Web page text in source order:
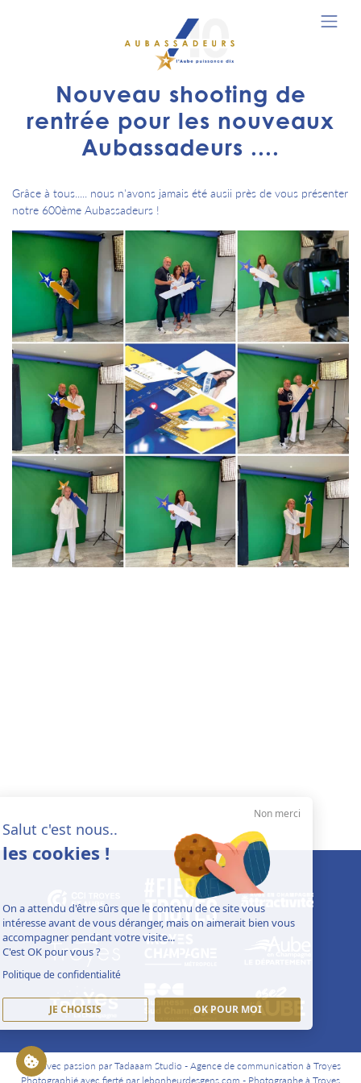
Nouveau shooting de
rentrée pour les nouveaux
Aubassadeurs ....
Grâce à tous..... nous n'avons jamais été ausii près de vous présenter
notre 600ème Aubassadeurs !
Créé avec passion par Tadaaam Studio -Agence de communication à Troyes
Non merci
Salut c'est nous..
les cookies !
On a attendu d'être sûrs que le contenu de ce site vous
intéresse avant de vous déranger, mais on aimerait bien vous
accompagner pendant votre visite...
C'est OK pour vous ?
Politique de confidentialité
JE CHOISIS OK POUR MOI